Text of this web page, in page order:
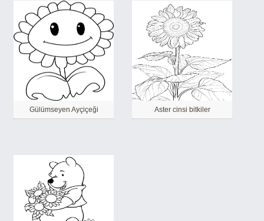
Gülümseyen Ayçiçeği Aster cinsi bitkiler